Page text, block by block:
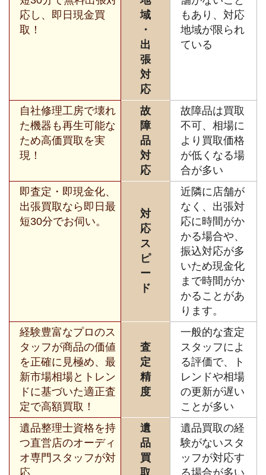
応し、即日現金買
取！
域
・
出
張
対
応
もあり、対応
地域が限られ
ている
自社修理工房で壊れ
た機器も再生可能な
ため高価買取を実
現！
故
障
品
対
応
故障品は買取
不可、相場に
より買取価格
が低くなる場
合が多い
即査定・即現金化、
出張買取なら即日最
短30分でお伺い。
対
応
ス
ピ
ー
ド
近隣に店舗が
なく、出張対
応に時間がか
かる場合や、
振込対応が多
いため現金化
まで時間がか
かることがあ
ります。
経験豊富なプロのス
タッフが商品の価値
を正確に見極め、最
新市場相場とトレン
ドに基づいた適正査
定で高額買取！
査
定
精
度
一般的な査定
スタッフによ
る評価で、ト
レンドや相場
の更新が遅い
ことが多い
遺品整理士資格を持
つ直営店のオーディ
オ専門スタッフが対
応。
遺
品
買
取
遺品買取の経
験がないスタ
ッフが対応す
る場合が多い